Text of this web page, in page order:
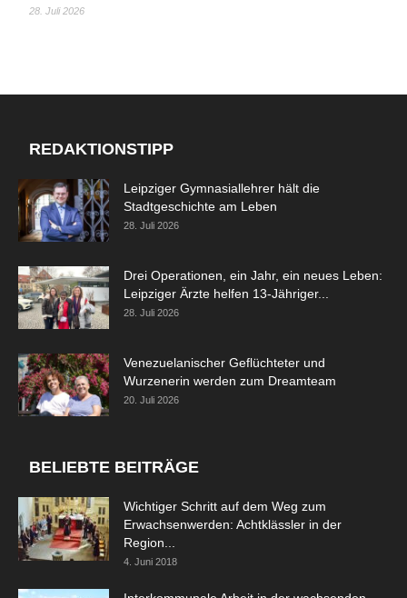
28. Juli 2026
REDAKTIONSTIPP
Leipziger Gymnasiallehrer hält die
Stadtgeschichte am Leben
28. Juli 2026
Drei Operationen, ein Jahr, ein neues Leben:
Leipziger Ärzte helfen 13-Jähriger...
28. Juli 2026
Venezuelanischer Geflüchteter und
Wurzenerin werden zum Dreamteam
20. Juli 2026
BELIEBTE BEITRÄGE
Wichtiger Schritt auf dem Weg zum
Erwachsenwerden: Achtklässler in der
Region...
4. Juni 2018